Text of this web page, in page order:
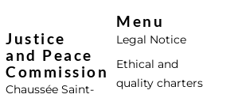
Justice
and Peace
Commission
Chaussée Saint-
Menu
Legal Notice
Ethical and
quality charters